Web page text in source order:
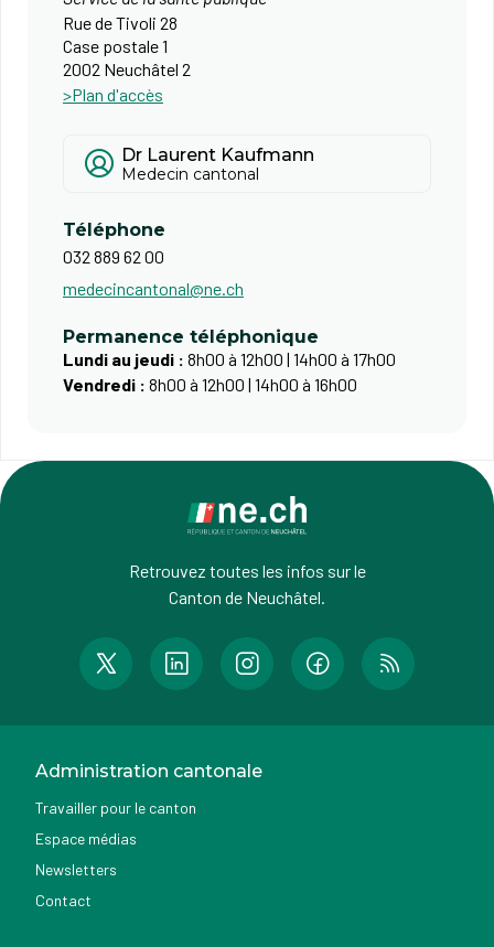
Rue de Tivoli 28
Case postale 1
2002 Neuchâtel 2
>Plan d'accès
Dr Laurent Kaufmann
Medecin cantonal
Téléphone
032 889 62 00
medecincantonal@ne.ch
Permanence téléphonique
Lundi au jeudi : 8h00 à 12h00 | 14h00 à 17h00
Vendredi : 8h00 à 12h00 | 14h00 à 16h00
Retrouvez toutes les infos sur le
Canton de Neuchâtel.
Administration cantonale
Travailler pour le canton
Espace médias
Newsletters
Contact